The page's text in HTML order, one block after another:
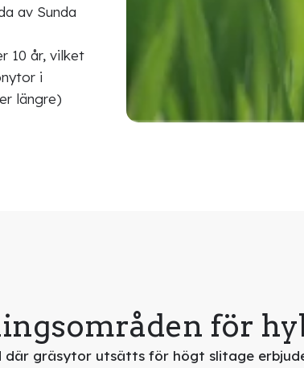
av Sunda
10 år, vilket
i
längre)
för
gräsytor utsätts för högt slitage